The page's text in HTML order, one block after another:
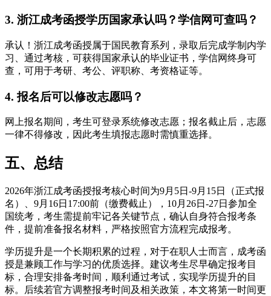
3. 浙江成考函授学历国家承认吗？学信网可查吗？
承认！浙江成考函授属于国民教育系列，录取后完成学制内学
习、通过考核，可获得国家承认的毕业证书，学信网终身可
查，可用于考研、考公、评职称、考资格证等。
4. 报名后可以修改志愿吗？
网上报名期间，考生可登录系统修改志愿；报名截止后，志愿
一律不得修改，因此考生填报志愿时需慎重选择。
五、总结
2026年浙江成考函授报考核心时间为9月5日-9月15日（正式报
名）、9月16日17:00前（缴费截止），10月26日-27日参加全
国统考，考生需提前牢记各关键节点，确认自身符合报考条
件，提前准备报名材料，严格按照官方流程完成报考。
学历提升是一个长期积累的过程，对于在职人士而言，成考函
授是兼顾工作与学习的优质选择。建议考生尽早确定报考目
标，合理安排备考时间，顺利通过考试，实现学历提升的目
标。后续若官方调整报考时间及相关政策，本文将第一时间更